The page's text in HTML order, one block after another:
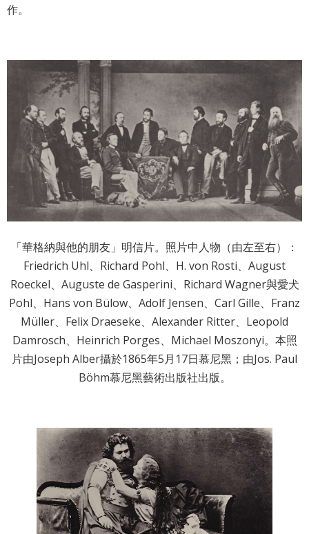
陳
系
台北通
TaipeiPASS
雙
彙
聯
絡
我
們
隱
作。
「華格納與他的朋友」明信片。照片中人物（由左至右）：
Friedrich Uhl、Richard Pohl、H. von Rosti、August
Roeckel、Auguste de Gasperini、Richard Wagner與愛犬
Pohl、Hans von Bülow、Adolf Jensen、Carl Gille、Franz
Müller、Felix Draeseke、Alexander Ritter、Leopold
Damrosch、Heinrich Porges、Michael Moszonyi。本照
片由Joseph Alber攝於1865年5月17日慕尼黑；由Jos. Paul
Böhm慕尼黑藝術出版社出版。